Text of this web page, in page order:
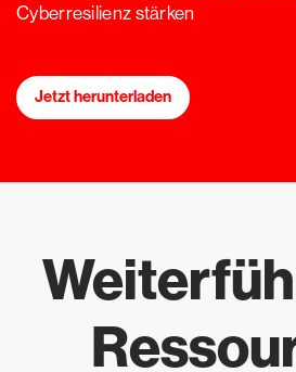
Cyberresilienz stärken
Jetzt herunterladen